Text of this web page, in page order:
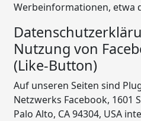
Werbeinformationen, etwa
Nutzung von
(Like-Button)
Auf unseren Seiten sind
Netzwerks Facebook, 1601
Palo Alto, CA 94304, USA